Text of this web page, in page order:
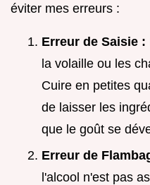
éviter mes erreurs :
Erreur de Saisie :
la volaille ou les
Cuire en petites
de laisser les
que le goût se
Erreur de
l'alcool n'est pas